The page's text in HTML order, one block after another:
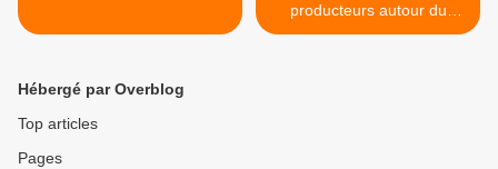
producteurs autour du
Moulin >
Hébergé par Overblog
Top articles
Pages